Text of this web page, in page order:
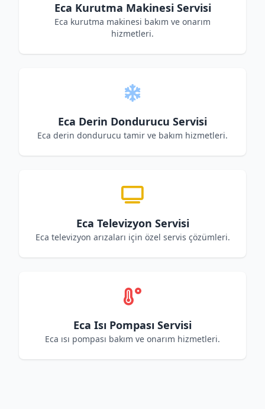
Eca Kurutma Makinesi Servisi
Eca kurutma makinesi bakım ve onarım
hizmetleri.
Eca Derin Dondurucu Servisi
Eca derin dondurucu tamir ve bakım hizmetleri.
Eca Televizyon Servisi
Eca televizyon arızaları için özel servis çözümleri.
Eca Isı Pompası Servisi
Eca ısı pompası bakım ve onarım hizmetleri.